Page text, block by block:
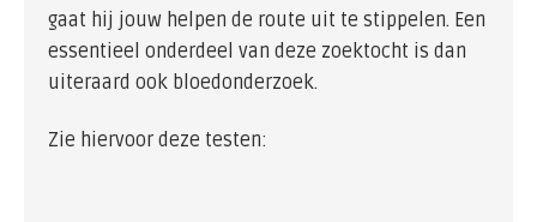
gaat hij jouw helpen de route uit te stippelen. Een
essentieel onderdeel van deze zoektocht is dan
uiteraard ook bloedonderzoek.
Zie hiervoor deze testen: